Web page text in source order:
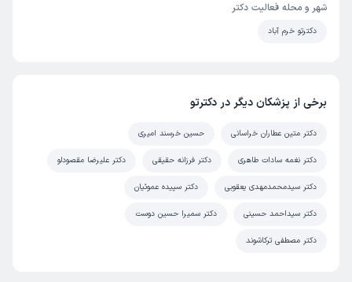
شهر و محله فعالیت دکتر
دکترتو خرم آباد
برخی از پزشکان دیگر در دکترتو
دکتر متین عطاران خراسانی حسین خرسند امیری
دکتر نغمه سادات طاهری دکتر فرزانه حقیقی دکتر علیرضا مقصودلو
دکتر سیدمحمدمهدی یعقوبی دکتر سپیده عموئیان
دکتر سیداحمد حسینی دکتر سمیرا حسین دوست
دکتر مصطفی ترکاشوند